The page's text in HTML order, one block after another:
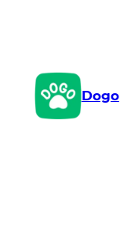
conteúdo Dogo